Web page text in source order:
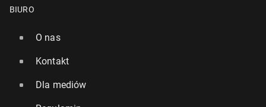
BIURO
O nas
Kontakt
Dla mediów